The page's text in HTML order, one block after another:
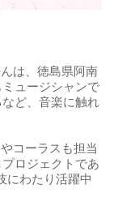
は、徳島県阿南
ュージシャンで
ど、音楽に触れ
コーラスも担当
ロジェクトであ
にわたり活躍中